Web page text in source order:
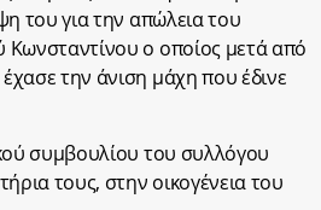
του για την απώλεια του
Κωνσταντίνου ο οποίος μετά από
την άνιση μάχη που έδινε
συμβουλίου του συλλόγου
τους, στην οικογένεια του